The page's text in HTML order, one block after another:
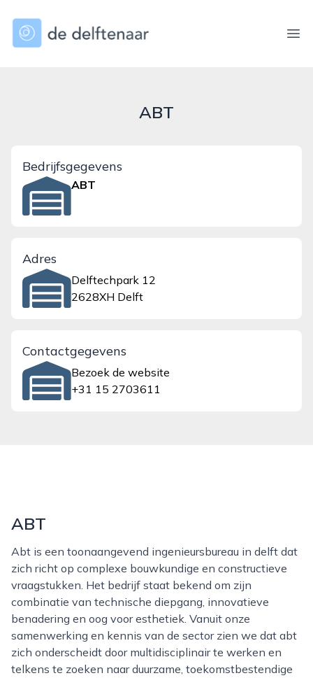
dedelftenaar.nl
ABT
Bedrijfsgegevens
ABT
Adres
Delftechpark 12
2628XH Delft
Contactgegevens
Bezoek de website
+31 15 2703611
ABT
Abt is een toonaangevend ingenieursbureau in delft dat
zich richt op complexe bouwkundige en constructieve
vraagstukken. Het bedrijf staat bekend om zijn
combinatie van technische diepgang, innovatieve
benadering en oog voor esthetiek. Vanuit onze
samenwerking en kennis van de sector zien we dat abt
zich onderscheidt door multidisciplinair te werken en
telkens te zoeken naar duurzame, toekomstbestendige